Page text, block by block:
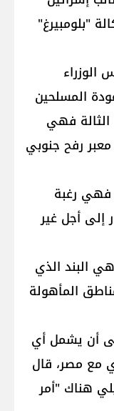
"بلومبيرغ"
الوزراء
المسلحين
فهي
معبر رفح جنوبي
فهي رغبة
إلى أجل غير
البند الذي
المأهولة
أن يشمل أي
مع مصر، قال
هناك "أمر